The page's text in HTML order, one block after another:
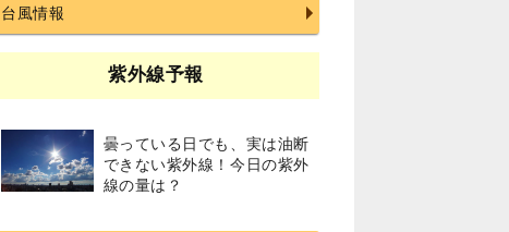
台風情報
紫外線予報
曇っている日でも、実は油断
できない紫外線！今日の紫外
線の量は？